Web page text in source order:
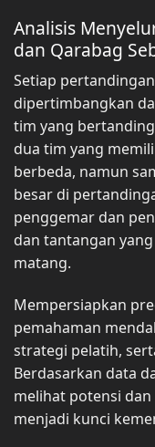
Analisis
dan Qarabag
Setiap
dipertimbangkan
tim yang
dua tim yang
berbeda, namun
besar di
penggemar dan
dan tantangan
matang.
Mempersiapkan
pemahaman
strategi pelatih,
Berdasarkan data
melihat potensi
menjadi kunci